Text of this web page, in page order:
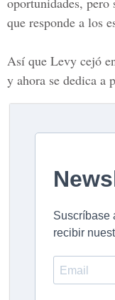
que responde a los
Así que Levy cejó
y ahora se dedica a